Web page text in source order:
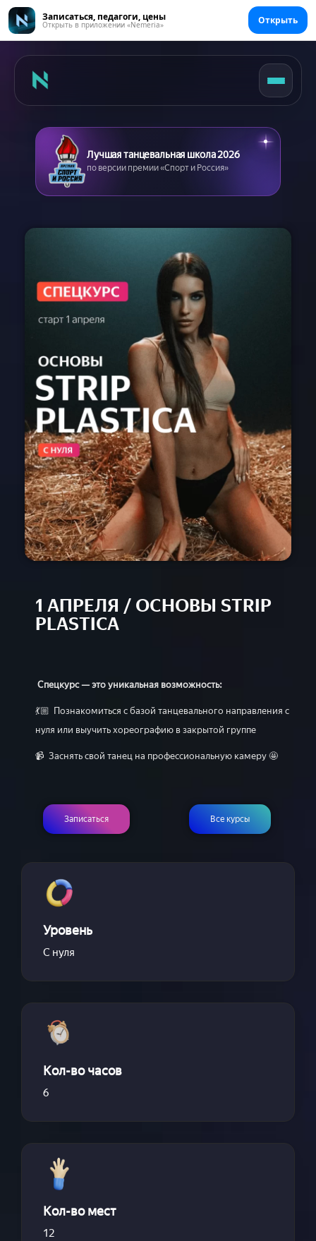
Записаться, педагоги, цены
Открыть в приложении «Nemeria» Открыть
Главная
Цены
Абонементы
Съемка танцев
Девичник
Расписание
Курсы с нуля
Групповые
Сочи 2024
Направления
Детские 5+
Взрослые 16+
Сочи 2024
Лагерь дети
Контакты
Приложение
Лучшая танцевальная школа 2026
по версии премии «Спорт и Россия»
1 АПРЕЛЯ / ОСНОВЫ STRIP
PLASTICA
Спецкурс — это уникальная возможность:
💃🏼 Познакомиться с базой танцевального направления с
нуля или выучить хореографию в закрытой группе
📹 Заснять свой танец на профессиональную камеру 🤩
Записаться Все курсы
Уровень
С нуля
Кол-во часов
6
Кол-во мест
12